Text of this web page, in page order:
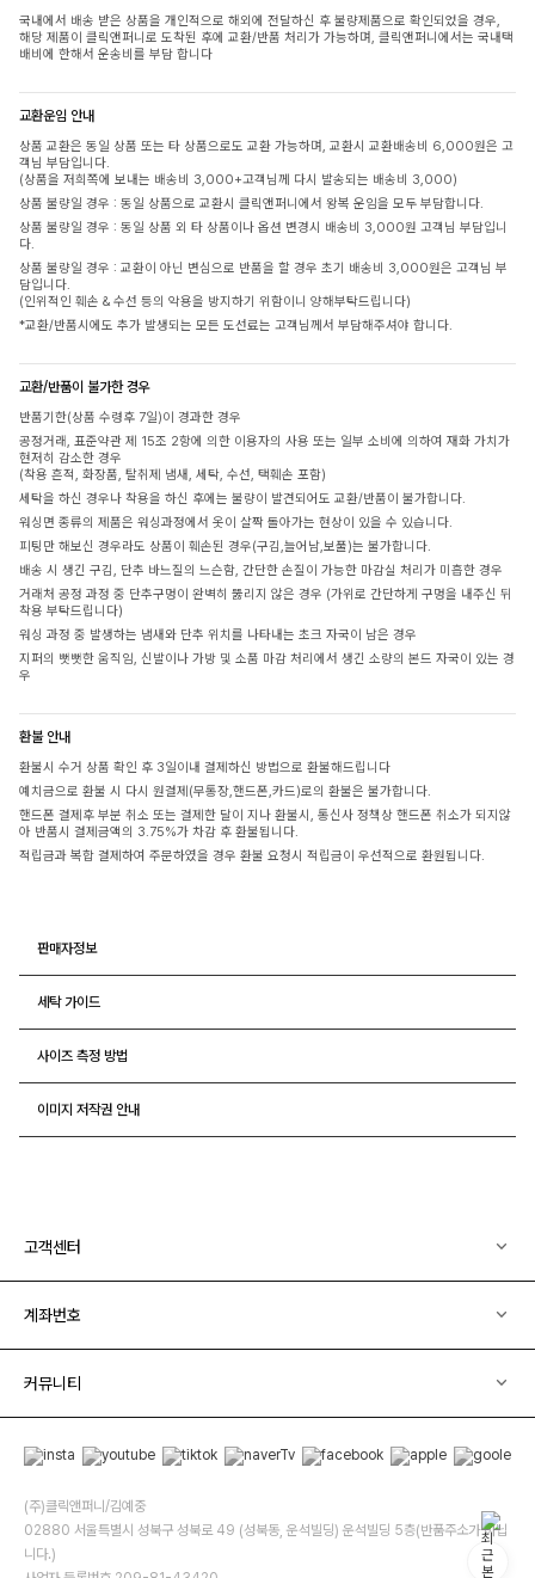
국내에서 배송 받은 상품을 개인적으로 해외에 전달하신 후 불량제품으로 확인되었을 경우,
해당 제품이 클릭앤퍼니로 도착된 후에 교환/반품 처리가 가능하며, 클릭앤퍼니에서는 국내택
배비에 한해서 운송비를 부담 합니다
교환운임 안내
상품 교환은 동일 상품 또는 타 상품으로도 교환 가능하며, 교환시 교환배송비 6,000원은 고
객님 부담입니다.
(상품을 저희쪽에 보내는 배송비 3,000+고객님께 다시 발송되는 배송비 3,000)
상품 불량일 경우 : 동일 상품으로 교환시 클릭앤퍼니에서 왕복 운임을 모두 부담합니다.
상품 불량일 경우 : 동일 상품 외 타 상품이나 옵션 변경시 배송비 3,000원 고객님 부담입니
다.
상품 불량일 경우 : 교환이 아닌 변심으로 반품을 할 경우 초기 배송비 3,000원은 고객님 부
담입니다.
(인위적인 훼손 & 수선 등의 악용을 방지하기 위함이니 양해부탁드립니다)
*교환/반품시에도 추가 발생되는 모든 도선료는 고객님께서 부담해주셔야 합니다.
교환/반품이 불가한 경우
반품기한(상품 수령후 7일)이 경과한 경우
공정거래, 표준약관 제 15조 2항에 의한 이용자의 사용 또는 일부 소비에 의하여 재화 가치가
현저히 감소한 경우
(착용 흔적, 화장품, 탈취제 냄새, 세탁, 수선, 택훼손 포함)
세탁을 하신 경우나 착용을 하신 후에는 불량이 발견되어도 교환/반품이 불가합니다.
워싱면 종류의 제품은 워싱과정에서 옷이 살짝 돌아가는 현상이 있을 수 있습니다.
피팅만 해보신 경우라도 상품이 훼손된 경우(구김,늘어남,보풀)는 불가합니다.
배송 시 생긴 구김, 단추 바느질의 느슨함, 간단한 손질이 가능한 마감실 처리가 미흡한 경우
거래처 공정 과정 중 단추구멍이 완벽히 뚫리지 않은 경우 (가위로 간단하게 구멍을 내주신 뒤
착용 부탁드립니다)
워싱 과정 중 발생하는 냄새와 단추 위치를 나타내는 초크 자국이 남은 경우
지퍼의 뻣뻣한 움직임, 신발이나 가방 및 소품 마감 처리에서 생긴 소량의 본드 자국이 있는 경
우
환불 안내
환불시 수거 상품 확인 후 3일이내 결제하신 방법으로 환불해드립니다
예치금으로 환불 시 다시 원결제(무통장,핸드폰,카드)로의 환불은 불가합니다.
핸드폰 결제후 부분 취소 또는 결제한 달이 지나 환불시, 통신사 정책상 핸드폰 취소가 되지않
아 반품시 결제금액의 3.75%가 차감 후 환불됩니다.
적립금과 복합 결제하여 주문하였을 경우 환불 요청시 적립금이 우선적으로 환원됩니다.
판매자정보
세탁 가이드
사이즈 측정 방법
이미지 저작권 안내
고객센터
계좌번호
커뮤니티
(주)클릭앤퍼니/김예중
02880 서울특별시 성북구 성북로 49 (성북동, 운석빌딩) 운석빌딩 5층(반품주소가 아닙
니다.)